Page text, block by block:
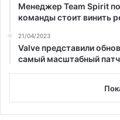
Менеджер Team Spirit по
команды стоит винить
21/04/2023
Valve представили
самый масштабный